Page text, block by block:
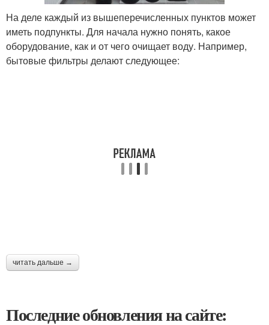
На деле каждый из вышеперечисленных пунктов может
иметь подпункты. Для начала нужно понять, какое
оборудование, как и от чего очищает воду. Например,
бытовые фильтры делают следующее:
читать дальше →
Последние обновления на сайте: